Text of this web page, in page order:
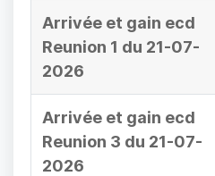
Arrivée et gain ecd
Reunion 1 du 21-07-
2026
Arrivée et gain ecd
Reunion 3 du 21-07-
2026